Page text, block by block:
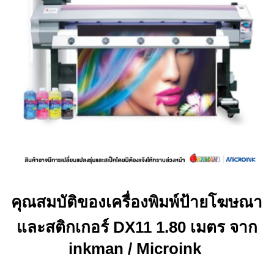
คุณสมบัติของเครื่องพิมพ์ป้ายโฆษณา
และสติกเกอร์ DX11 1.80 เมตร จาก
inkman / Microink